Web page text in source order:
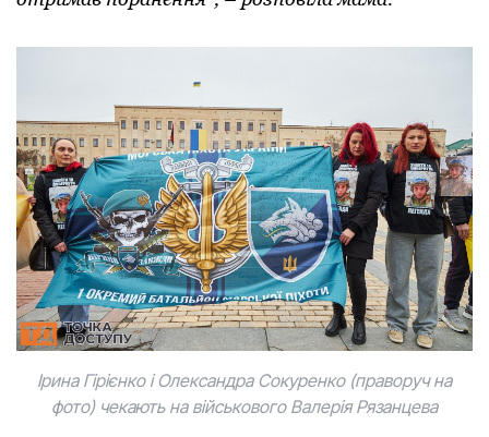
Ірина Гірієнко і Олександра Сокуренко (праворуч на
фото) чекають на військового Валерія Рязанцева